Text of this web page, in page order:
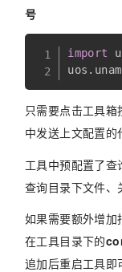
号
import
uos .
只需要点击工具
中发送上文配置
工具中预配置了查
查询目录下文件、
如果需要额外增加
在工具目录下的
追加后重启工具